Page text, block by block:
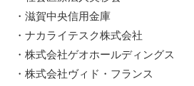
・滋賀中央信用金庫
・ナカライテスク株式会社
・株式会社ゲオホールディングス
・株式会社ヴィド・フランス